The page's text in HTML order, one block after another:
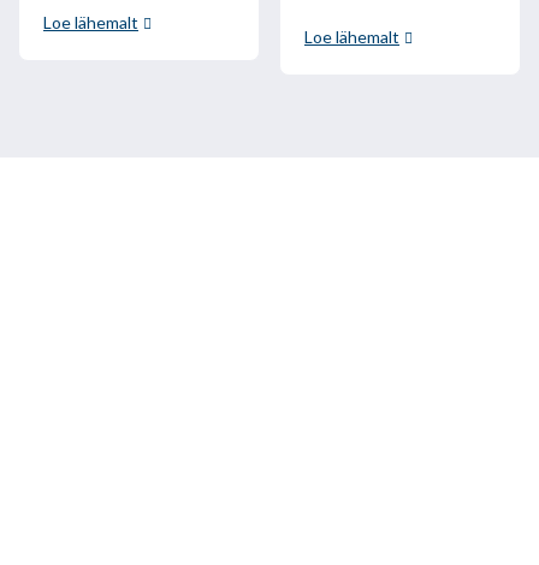
Loe lähemalt
Loe lähemalt